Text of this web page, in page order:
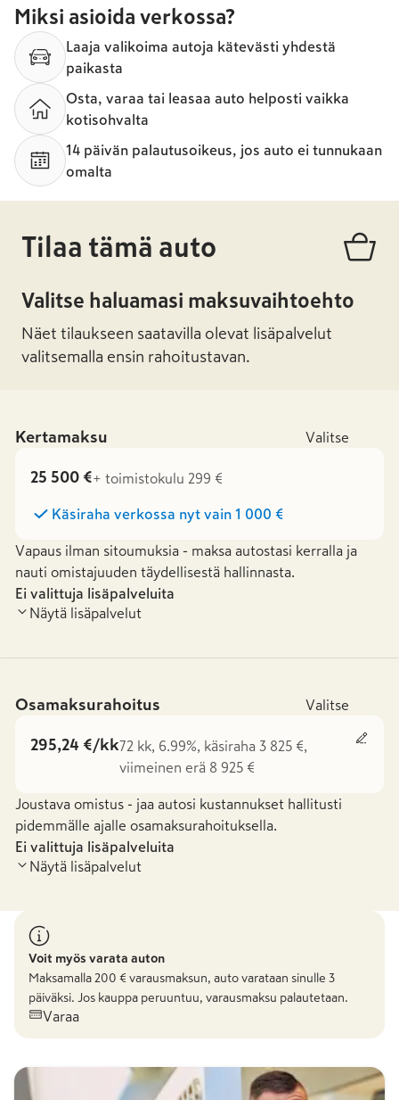
Miksi asioida verkossa?
Laaja valikoima autoja kätevästi yhdestä
paikasta
Osta, varaa tai leasaa auto helposti vaikka
kotisohvalta
14 päivän palautusoikeus, jos auto ei tunnukaan
omalta
Tilaa tämä auto
Valitse haluamasi maksuvaihtoehto
Näet tilaukseen saatavilla olevat lisäpalvelut
valitsemalla ensin rahoitustavan.
Kertamaksu Valitse
25 500 €+ toimistokulu 299 €
Käsiraha verkossa nyt vain 1 000 €
Vapaus ilman sitoumuksia - maksa autostasi kerralla ja
nauti omistajuuden täydellisestä hallinnasta.
Ei valittuja lisäpalveluita
Näytä lisäpalvelut
Osamaksurahoitus Valitse
295,24 €/kk72 kk, 6.99%, käsiraha 3 825 €,
viimeinen erä 8 925 €
Joustava omistus - jaa autosi kustannukset hallitusti
pidemmälle ajalle osamaksurahoituksella.
Ei valittuja lisäpalveluita
Näytä lisäpalvelut
Voit myös varata auton
Maksamalla 200 € varausmaksun, auto varataan sinulle 3
päiväksi. Jos kauppa peruuntuu, varausmaksu palautetaan.
Varaa